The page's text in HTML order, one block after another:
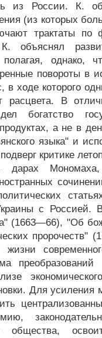
из России. К.
(из которых
трактаты по
объяснял
однако,
повороты в
в ходе которого
расцвета. В
богатство
а не в
языка" и
критике
Мономаха,
с Россией.
(1663—66), "Об
пророчеств"
жизни
Для усиления
общества,